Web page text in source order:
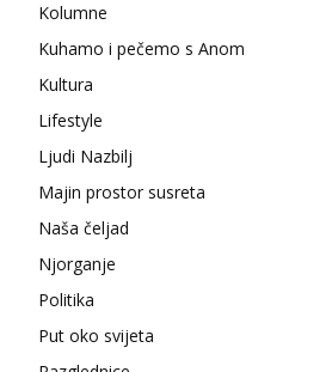
Kolumne
Kuhamo i pečemo s Anom
Kultura
Lifestyle
Ljudi Nazbilj
Majin prostor susreta
Naša čeljad
Njorganje
Politika
Put oko svijeta